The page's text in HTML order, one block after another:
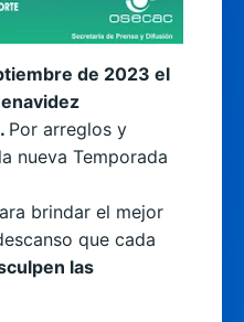
de 2023 el
Por arreglos y
nueva Temporada
brindar el mejor
que cada
las